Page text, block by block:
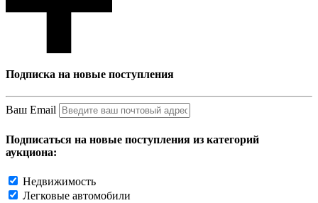
Подписка на новые поступления
Ваш Email
Подписаться на новые поступления из категорий
аукциона:
Недвижимость
Легковые автомобили